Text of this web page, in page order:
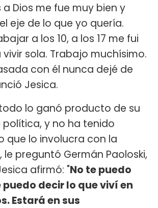
Dios me fue muy bien y
eje de lo que yo quería.
a los 10, a los 17 me fui
sola. Trabajo muchísimo.
con él nunca dejé de
Jesica.
lo ganó producto de su
y no ha tenido
que lo involucra con la
le preguntó Germán Paoloski,
afirmó: "No te puedo
puedo decir lo que viví en
Estará en sus